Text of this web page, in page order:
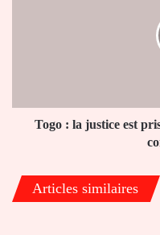
par
Togo : la justice est
Articles similaires